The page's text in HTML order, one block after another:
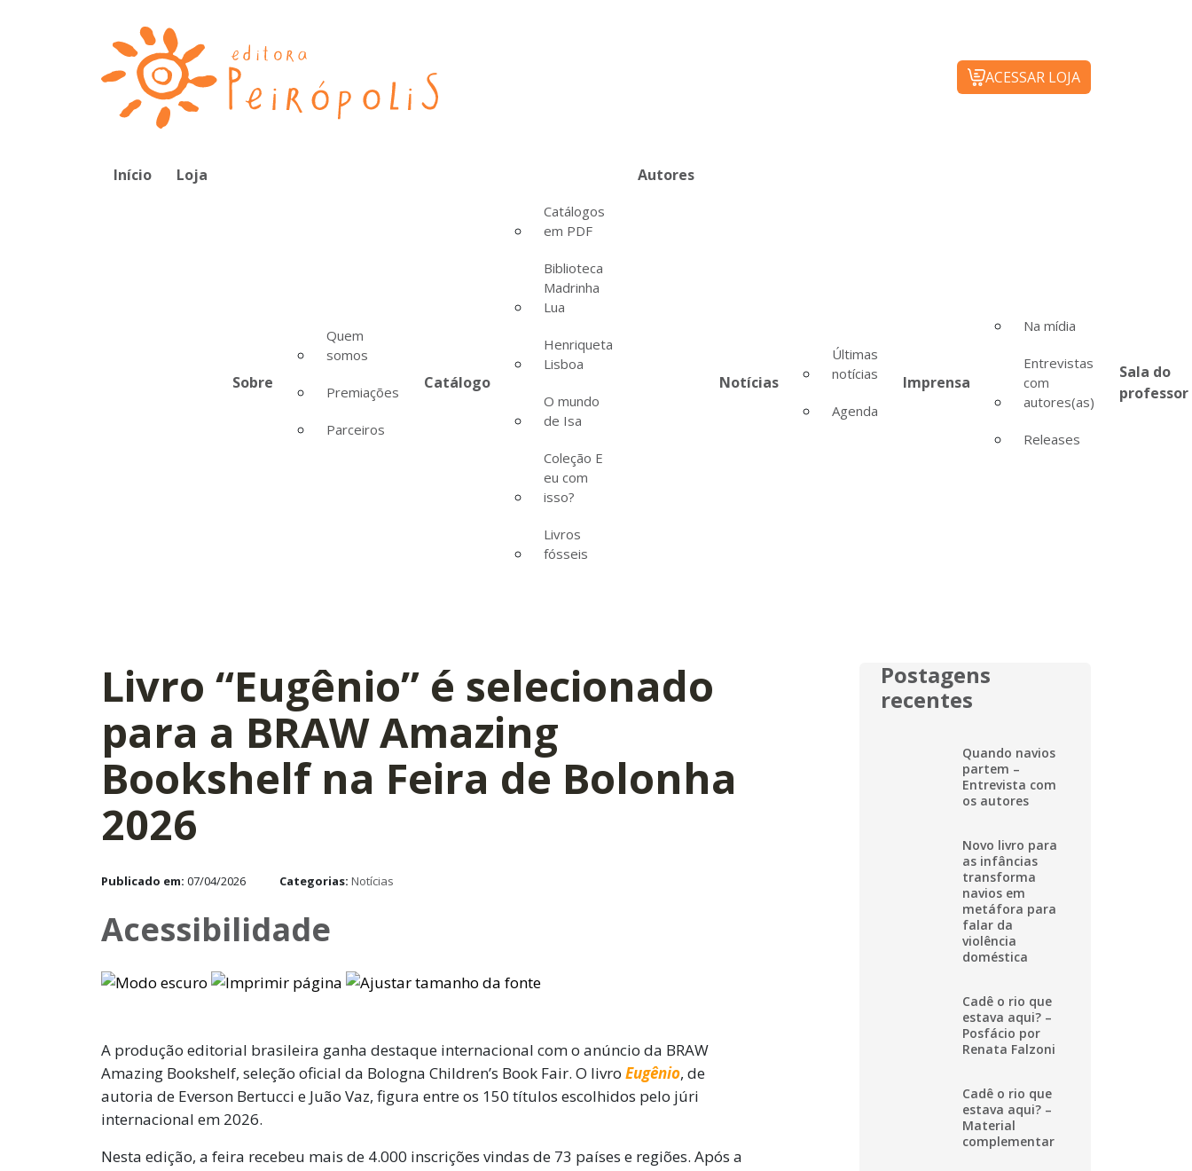
ACESSAR LOJA
Início Loja
Sobre
Quem
somos
Premiações
Parceiros
Catálogo
Catálogos
em PDF
Biblioteca
Madrinha
Lua
Henriqueta
Lisboa
O mundo
de Isa
Coleção E
eu com
isso?
Livros
fósseis
Autores
Notícias
Últimas
notícias
Agenda
Imprensa
Na mídia
Entrevistas
com
autores(as)
Releases
Sala do
professor
Livro “Eugênio” é selecionado
para a BRAW Amazing
Bookshelf na Feira de Bolonha
2026
Publicado em: 07/04/2026 Categorias: Notícias
Acessibilidade
A produção editorial brasileira ganha destaque internacional com o anúncio da BRAW
Amazing Bookshelf, seleção oficial da Bologna Children’s Book Fair. O livro Eugênio, de
autoria de Everson Bertucci e Juão Vaz, figura entre os 150 títulos escolhidos pelo júri
internacional em 2026.
Nesta edição, a feira recebeu mais de 4.000 inscrições vindas de 73 países e regiões. Após a
Postagens
recentes
Quando navios
partem –
Entrevista com
os autores
Novo livro para
as infâncias
transforma
navios em
metáfora para
falar da
violência
doméstica
Cadê o rio que
estava aqui? –
Posfácio por
Renata Falzoni
Cadê o rio que
estava aqui? –
Material
complementar